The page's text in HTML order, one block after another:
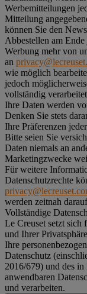
Werbemitteilungen
Mitteilung
können Sie den
Abbestellen am
Werbung mehr von
an
wie möglich
jedoch
vollständig
Ihre Daten werden
Denken Sie stets
Ihre Präferenzen
Bitte seien Sie
Daten niemals an
Marketingzwecke
Für weitere
Datenschutzrechte
werden zeitnah
Vollständige
Le Creuset setzt sich
und Ihrer
Ihre
Datenschutz
2016/679) und des
anwendbaren
und verarbeiten.